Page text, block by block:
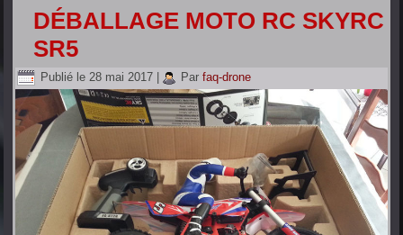
DÉBALLAGE MOTO RC SKYRC
SR5
Publié le 28 mai 2017 Par faq-drone